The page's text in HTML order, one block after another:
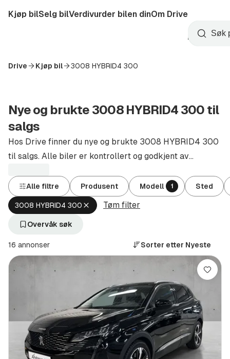
til
Startside
Kjøp bilSelg bilVerdivurder bilen dinOm Drive
Opprett
konto
Søk
Drive Kjøp bil 3008 HYBRID4 300
Nye og brukte 3008 HYBRID4 300 til
salgs
Hos Drive finner du nye og brukte 3008 HYBRID4 300
til salgs. Alle biler er kontrollert og godkjent av
Alle filtre Produsent Modell 1 Sted
3008 HYBRID4 300 Fjern
aktivt
Tøm filter
Overvåk søk
16 annonser Sorter etter Nyeste
Lagre